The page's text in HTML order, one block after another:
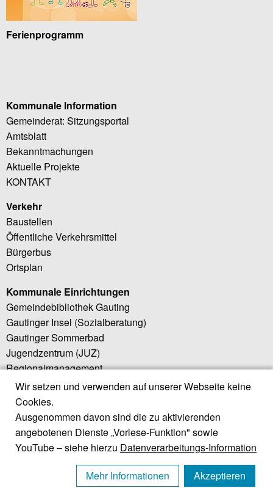
Wir setzen und verwenden auf unserer Webseite keine
Cookies.
Ausgenommen davon sind die zu aktivierenden
angebotenen Dienste „Vorlese-Funktion" sowie
YouTube – siehe hierzu Datenverarbeitungs-Information
Mehr Informationen
Akzeptieren
Ferienprogramm
Kommunale Information
Gemeinderat: Sitzungsportal
Amtsblatt
Bekanntmachungen
Aktuelle Projekte
KONTAKT
Verkehr
Baustellen
Öffentliche Verkehrsmittel
Bürgerbus
Ortsplan
Kommunale Einrichtungen
Gemeindebibliothek Gauting
Gautinger Insel (Sozialberatung)
Gautinger Sommerbad
Jugendzentrum (JUZ)
Regionalmanagement
Weiterführende Links
Little Bird (Elternportal)
Regionalwerk Würmtal
Würmtal Zweckverband
ZweckV. Würmtalrealschule
Landratsamt Starnberg